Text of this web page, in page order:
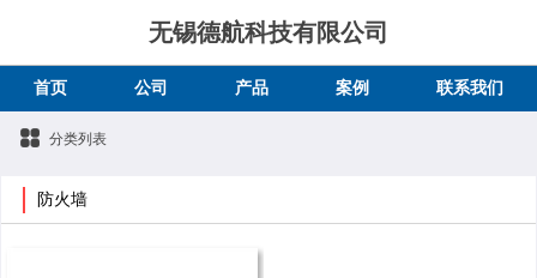
无锡德航科技有限公司
首页 公司 产品 案例 联系我们
分类列表
防火墙